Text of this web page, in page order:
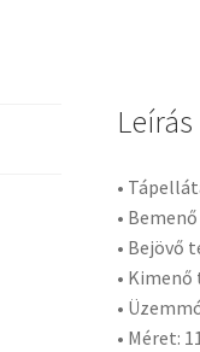
Leírás
•
•
• Bejövő
• Kimenő
•
• Méret: